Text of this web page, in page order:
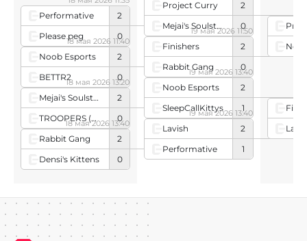
Performative
2
Please peg
0
Noob Esports
2
BETTR2
0
18 мая 2026 11:40
Mejai's Soulstealer
2
TROOPERS (Oceanian team)
0
18 мая 2026 13:20
Rabbit Gang
2
Densi's Kittens
0
18 мая 2026 13:40
Project Curry
2
Mejai's Soulstealer
0
Finishers
2
Rabbit Gang
0
19 мая 2026 11:50
Noob Esports
2
SleepCallKittys
1
19 мая 2026 13:40
Lavish
2
Performative
1
19 мая 2026 13:40